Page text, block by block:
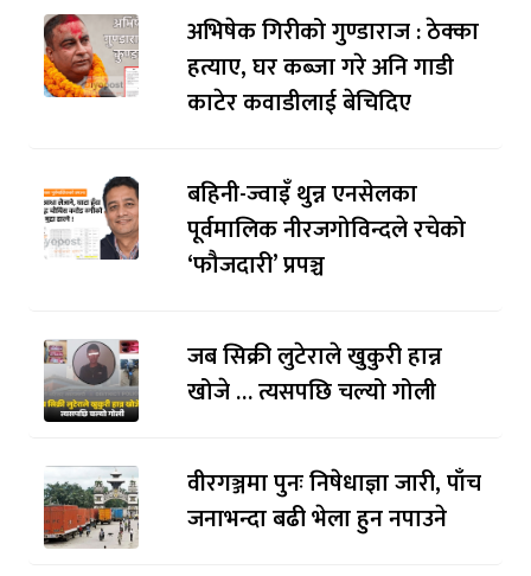
अभिषेक गिरीको गुण्डाराज : ठेक्का
हत्याए, घर कब्जा गरे अनि गाडी
काटेर कवाडीलाई बेचिदिए
बहिनी-ज्वाइँ थुन्न एनसेलका
पूर्वमालिक नीरजगोविन्दले रचेको
‘फौजदारी’ प्रपञ्च
जब सिक्री लुटेराले खुकुरी हान्न
खोजे … त्यसपछि चल्यो गोली
वीरगञ्जमा पुनः निषेधाज्ञा जारी, पाँच
जनाभन्दा बढी भेला हुन नपाउने